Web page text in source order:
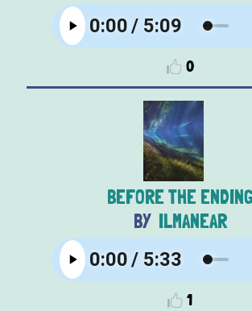
0
BEFORE THE ENDING
ILMANEAR
1